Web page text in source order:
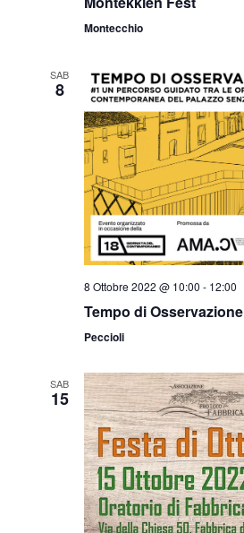
Montecchio
SAB
8
8 Ottobre 2022 @ 10:00 - 12:00
Tempo di Osservazione
Peccioli
SAB
15